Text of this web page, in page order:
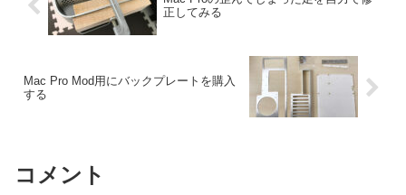
正してみる
Mac Pro Mod用にバックプレートを購入
する
コメント